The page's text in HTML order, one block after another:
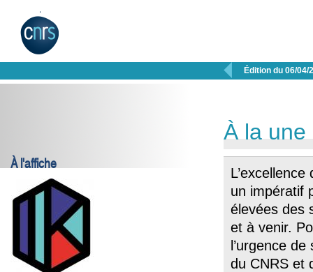
 Édition du 06/04/
À l'affiche
À la une
un impératif
élevées des
et à venir.
l’urgence
du CNRS et